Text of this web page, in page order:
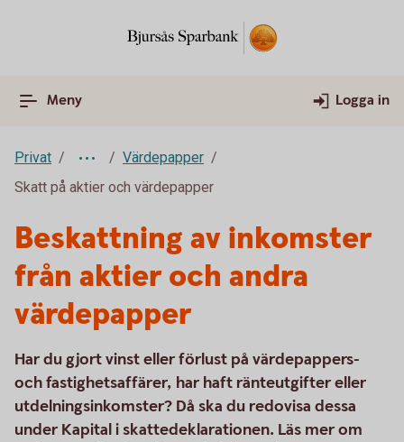
Meny Logga in
Privat
Värdepapper
Skatt på aktier och värdepapper
Beskattning av inkomster
från aktier och andra
värdepapper
Har du gjort vinst eller förlust på värdepappers-
och fastighetsaffärer, har haft ränteutgifter eller
utdelningsinkomster? Då ska du redovisa dessa
under Kapital i skattedeklarationen. Läs mer om